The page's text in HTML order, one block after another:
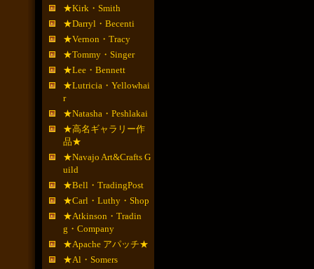
★Kirk・Smith
★Darryl・Becenti
★Vernon・Tracy
★Tommy・Singer
★Lee・Bennett
★Lutricia・Yellowhai
r
★Natasha・Peshlakai
★高名ギャラリー作
品★
★Navajo Art&Crafts G
uild
★Bell・TradingPost
★Carl・Luthy・Shop
★Atkinson・Tradin
g・Company
★Apache アパッチ★
★Al・Somers